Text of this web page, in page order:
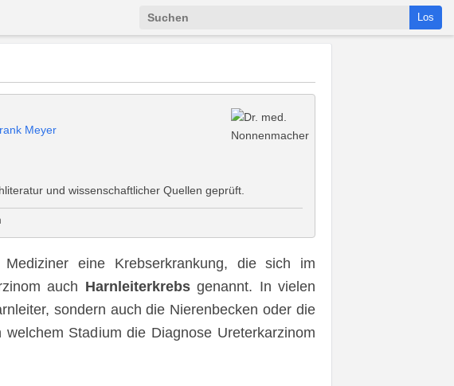
Los
Meyer
und wissenschaftlicher Quellen geprüft.
eine Krebserkrankung, die sich im
auch Harnleiterkrebsgenannt. In vielen
sondern auch die Nierenbecken oder die
Stadium die Diagnose Ureterkarzinom